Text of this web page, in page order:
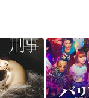
等平台了解。